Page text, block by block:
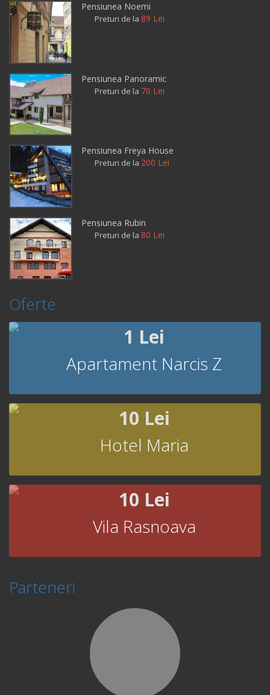
Pensiunea Noemi
Preturi de la 89 Lei
Pensiunea Panoramic
Preturi de la 70 Lei
Pensiunea Freya House
Preturi de la 200 Lei
Pensiunea Rubin
Preturi de la 80 Lei
Oferte
1 Lei
Apartament Narcis Z
10 Lei
Hotel Maria
10 Lei
Vila Rasnoava
Parteneri